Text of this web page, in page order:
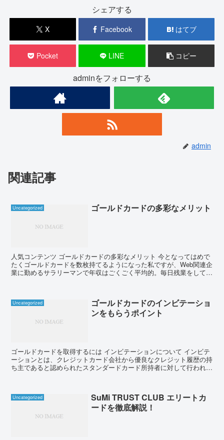
シェアする
X Facebook はてブ
Pocket LINE コピー
adminをフォローする
admin
関連記事
Uncategorized ゴールドカードの多彩なメリット
人気コンテンツ ゴールドカードの多彩なメリット 今となってはめで
たくゴールドカードを数枚持てるようになった私ですが、Web関連企
業に勤めるサラリーマンで年収はごくごく平均的。毎日残業をしてや
Uncategorized
ゴールドカードのインビテーショ
ンをもらうポイント
ゴールドカードを取得するには インビテーションについて インビテ
ーションとは、クレジットカード会社から優良なクレジット履歴の持
ち主であると認められたスタンダードカード所持者に対して行われる
Uncategorized
SuMi TRUST CLUB エリートカ
ードを徹底解説！